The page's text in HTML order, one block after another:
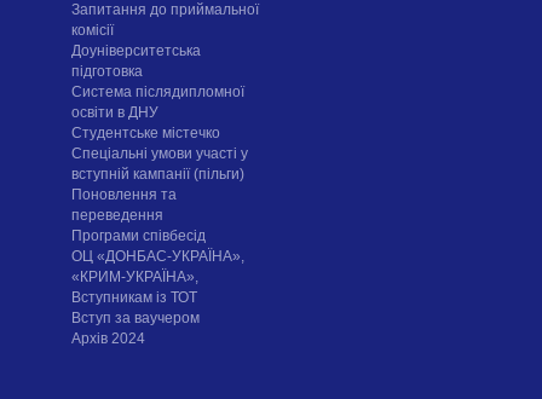
Запитання до приймальної
комісії
Доуніверситетська
підготовка
Система післядипломної
освіти в ДНУ
Cтудентське містечко
Спеціальні умови участі у
вступній кампанії (пільги)
Поновлення та
переведення
Програми співбесід
ОЦ «ДОНБАС-УКРАЇНА»,
«КРИМ-УКРАЇНА»,
Вступникам із ТОТ
Вступ за ваучером
Архів 2024